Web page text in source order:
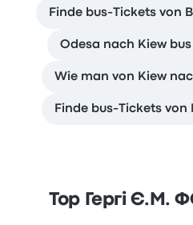
Finde bus-Tickets von
Odesa nach Kiew
Wie man von Kiew
Finde bus-Tickets von
Top Гергі Є.М.